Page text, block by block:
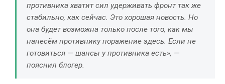
противника хватит сил удерживать фронт так же
стабильно, как сейчас. Это хорошая новость. Но
она будет возможна только после того, как мы
нанесём противнику поражение здесь. Если не
готовиться — шансы у противника есть», —
пояснил блогер.